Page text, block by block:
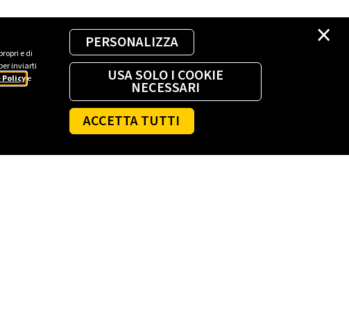
e di
inviarti
Policye
×
PERSONALIZZA
USA SOLO I COOKIE
NECESSARI
ACCETTA TUTTI